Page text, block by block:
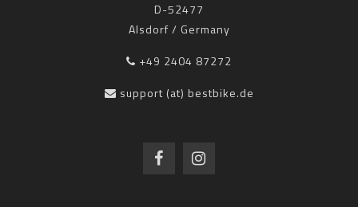
D-52477
Alsdorf / Germany
+49 2404 87272
support (at) bestbike.de